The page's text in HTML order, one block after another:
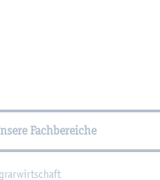
Fachbereiche